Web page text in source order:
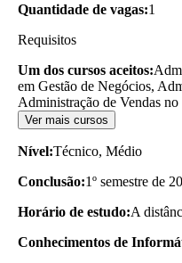
Quantidade de vagas:1
Requisitos
Um dos cursos aceitos:
em Gestão de Negócios,
Administração de Vendas
Ver mais cursos
Nível:Técnico, Médio
Conclusão:1º semestre de
Horário de estudo:A
Conhecimentos de